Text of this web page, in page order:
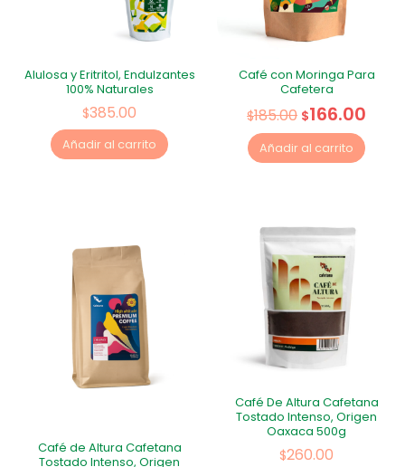
Alulosa y Eritritol, Endulzantes
100% Naturales
$385.00
Añadir al carrito
Café con Moringa Para
Cafetera
$185.00 $166.00
Añadir al carrito
Café de Altura Cafetana
Tostado Intenso, Origen
Café De Altura Cafetana
Tostado Intenso, Origen
Oaxaca 500g
$260.00